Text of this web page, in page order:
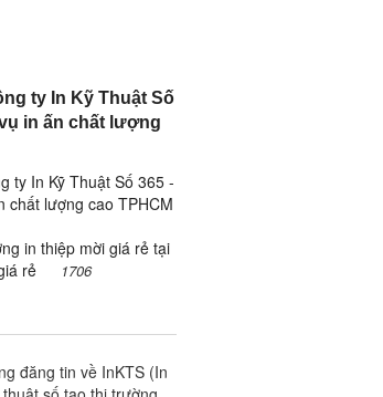
ty In Kỹ Thuật Số
in ấn chất lượng
ty In Kỹ Thuật Số 365 -
chất lượng cao TPHCM
in thiệp mời giá rẻ tại
rẻ
1706